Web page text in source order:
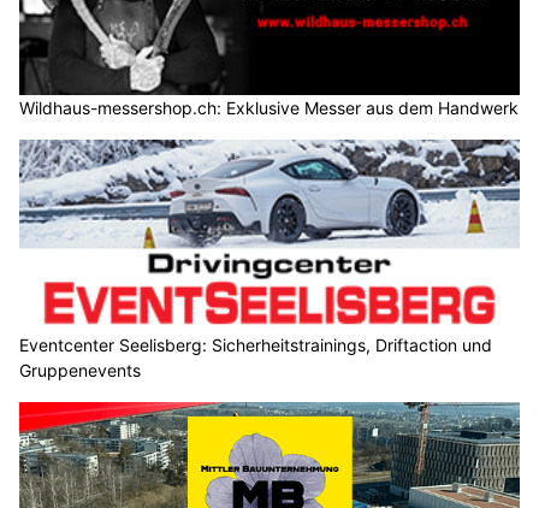
Wildhaus-messershop.ch: Exklusive Messer aus dem Handwerk
Eventcenter Seelisberg: Sicherheitstrainings, Driftaction und
Gruppenevents